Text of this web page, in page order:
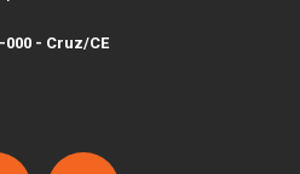
- Cruz/CE